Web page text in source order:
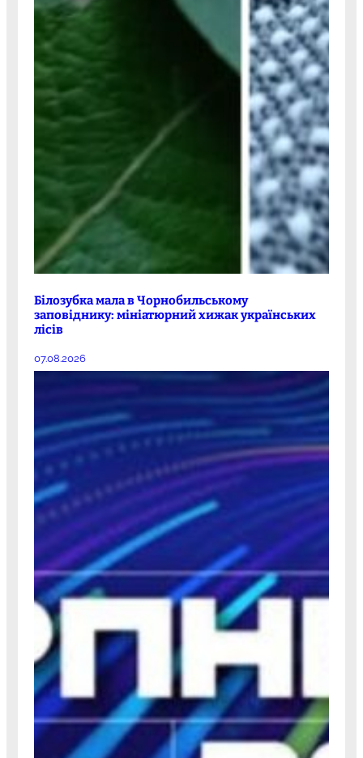
Білозубка мала в Чорнобильському
заповіднику: мініатюрний хижак українських
лісів
07.08.2026